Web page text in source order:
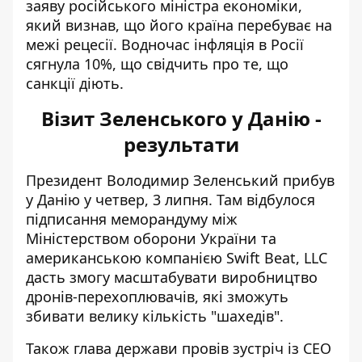
заяву російського міністра економіки,
який визнав, що його країна перебуває на
межі рецесії. Водночас інфляція в Росії
сягнула 10%, що свідчить про те, що
санкції діють.
Візит Зеленського у Данію -
результати
Президент Володимир Зеленський прибув
у Данію у четвер, 3 липня. Там відбулося
підписання меморандуму між
Міністерством оборони України та
американською компанією Swift Beat, LLC
дасть змогу масштабувати виробництво
дронів-перехоплювачів, які зможуть
збивати велику кількість "шахедів".
Також глава держави провів зустріч із CEO